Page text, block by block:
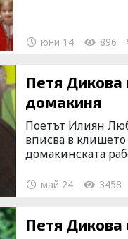
юни 14 896
Петя Дикова превърна мъжа си в
домакиня
Поетът Илиян
вписва в
домакинската
май 24 3458
Петя Дикова